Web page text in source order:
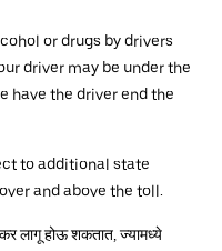
or drugs by drivers
driver may be under the
have the driver end the
to additional state
and above the toll.
कर लागू होऊ शकतात, ज्यामध्ये